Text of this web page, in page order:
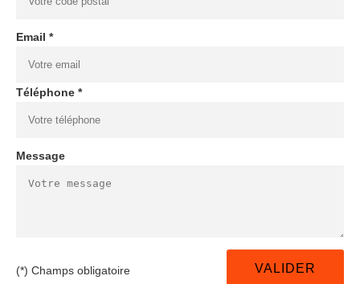
Email *
Téléphone *
Message
(*) Champs obligatoire